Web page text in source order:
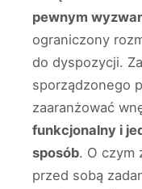
pewnym
ograniczony
do dyspozycji.
sporządzonego
zaaranżować
funkcjonalny i
sposób. O czym
przed sobą